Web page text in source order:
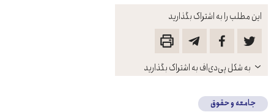
این مطلب را به اشتراک بگذارید
باز
کنید
به شکل پی‌دی‌اف به اشتراک بگذارید
جامعه و حقوق